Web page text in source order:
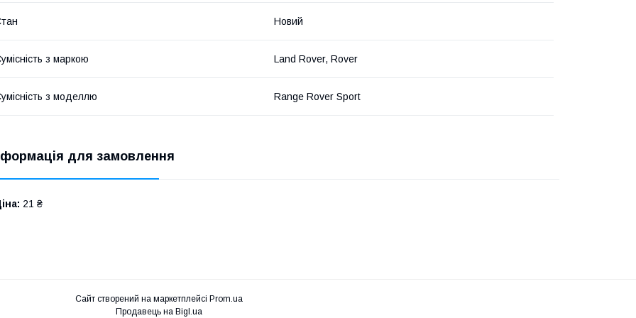
Новий
з маркою Land Rover, Rover
з моделлю Range Rover Sport
для замовлення
21 ₴
Сайт створений на маркетплейсі Prom.ua
Продавець на Bigl.ua